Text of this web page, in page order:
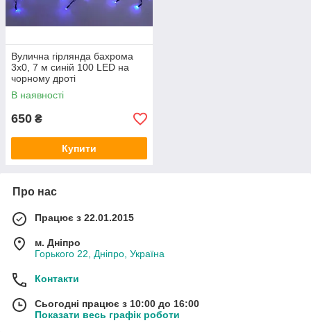
Вулична гірлянда бахрома
3x0, 7 м синій 100 LED на
чорному дроті
В наявності
650 ₴
Купити
Про нас
Працює з 22.01.2015
м. Дніпро
Горького 22, Дніпро, Україна
Контакти
Сьогодні працює з 10:00 до 16:00
Показати весь графік роботи